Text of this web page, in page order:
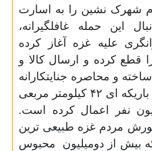
شهرک نشین را به اسارت
این حمله غافلگیرانه،
علیه غزه آغاز کرده
قطع کرده و ارسال کالا و
و محاصره جنایتکارانه
ای علیه "گتوی غزه"، باریکه ای ۴۲ کیلومتر مربعی
به ۲.۳ میلیون نفر اعمال کرده است.
مردم غزه طبیعی ترین
بیش از دومیلیون محبوس